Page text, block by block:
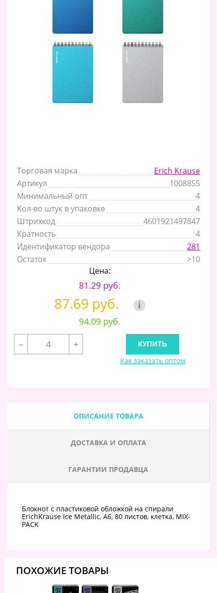
Торговая марка
Erich Krause
Артикул
1008855
Минимальный опт
4
Кол-во штук в упаковке
4
Штрихкод
4601921497847
Кратность
4
Идентификатор вендора
281
Остаток
>10
Цена:
81.29 руб.
87.69 руб. i
94.09 руб.
–
+
Как заказать оптом
ОПИСАНИЕ ТОВАРА
ДОСТАВКА И ОПЛАТА
ГАРАНТИИ ПРОДАВЦА
Блокнот с пластиковой обложкой на спирали
ErichKrause Ice Metallic, А6, 80 листов, клетка, MIX-
PACK
ПОХОЖИЕ ТОВАРЫ